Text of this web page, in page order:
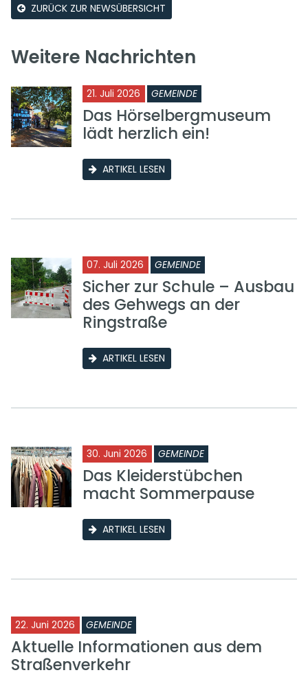
ZURÜCK ZUR NEWSÜBERSICHT
Weitere Nachrichten
21. Juli 2026 GEMEINDE
Das Hörselbergmuseum
lädt herzlich ein!
ARTIKEL LESEN
07. Juli 2026 GEMEINDE
Sicher zur Schule – Ausbau
des Gehwegs an der
Ringstraße
ARTIKEL LESEN
30. Juni 2026 GEMEINDE
Das Kleiderstübchen
macht Sommerpause
ARTIKEL LESEN
22. Juni 2026 GEMEINDE
Aktuelle Informationen aus dem
Straßenverkehr